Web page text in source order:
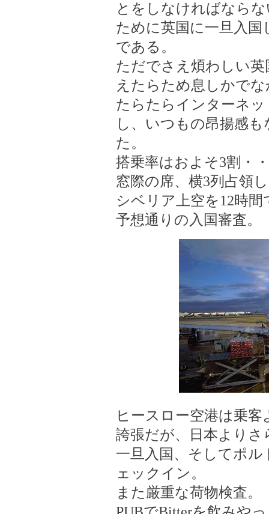
とをしなければなら
ために英国に一旦入
である。
ただでさえ煩わしい
えたらため息しかで
たらたらインターネ
し、いつもの昂揚感
た。
搭乗率はおよそ3割・
窓際の席、横3列占領
シベリア上空を12時
予想通りの入国審査。
ヒースロー空港は乗
誇張だが、日本より
一旦入国、そしてポ
ェックイン。
また厳重な荷物検査。